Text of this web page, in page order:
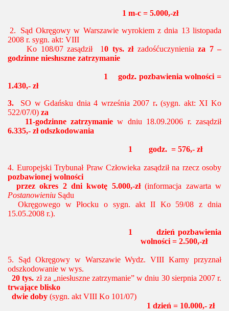
1 m-c = 5.000,-zł
2.
Sąd Okręgowy w Warszawie wyrokiem z dnia 13 listopada
2008 r. sygn. akt: VIII
Ko 108/07 zasądził 10 tys. zł zadośćuczynienia za 7 –
godzinne niesłuszne zatrzymanie
1
godz. pozbawienia wolności =
1.430,- zł
3.
SO w Gdańsku dnia 4 września 2007 r.(sygn. akt: XI Ko
522/07/0) za
11-godzinne zatrzymaniew dniu 18.09.2006 r. zasądził
6.335,- zł odszkodowania
1 godz. = 576,- zł
4. Europejski Trybunał Praw Człowieka zasądził na rzecz osoby
pozbawionej wolności
przez okres 2 dni kwotę 5.000,-zł(informacja zawarta w
Postanowieniu Sądu
Okręgowego w Płocku o sygn. akt II Ko 59/08 z dnia
15.05.2008 r.).
1
dzień pozbawienia
wolności = 2.500,-zł
5. Sąd Okręgowy w Warszawie Wydz. VIII Karny przyznał
odszkodowanie w wys.
20 tys. zł za „niesłuszne zatrzymanie” w dniu 30 sierpnia 2007 r.
trwające blisko
dwie doby (sygn. akt VIII Ko 101/07)
1 dzień = 10.000,- zł